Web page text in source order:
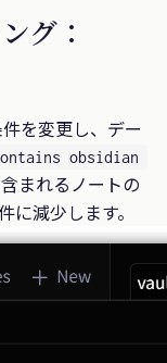
グ：
を変更し、デー
obsidian
まれるノートの
減少します。